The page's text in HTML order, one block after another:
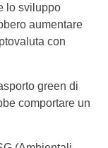
lo sviluppo
aumentare
con
green di
comportare un